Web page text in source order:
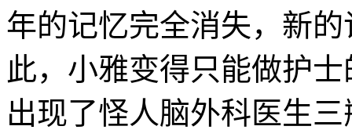
年的记忆完全消失，新
此，小雅变得只能做护
出现了怪人脑外科医生